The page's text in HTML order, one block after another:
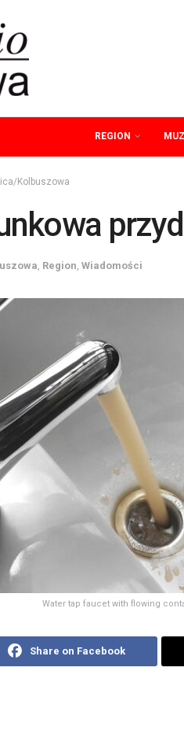
REGION
Kolbuszowa
Region Wiadomości
Water tap faucet with flowing
Share on Facebook